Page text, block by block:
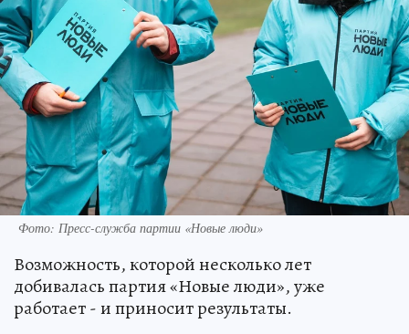
Фото: Пресс-служба партии «Новые люди»
Возможность, которой несколько лет
добивалась партия «Новые люди», уже
работает - и приносит результаты.